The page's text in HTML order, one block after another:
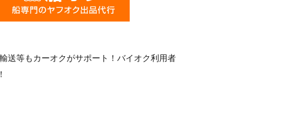
送等もカーオクがサポート！バイオク利用者